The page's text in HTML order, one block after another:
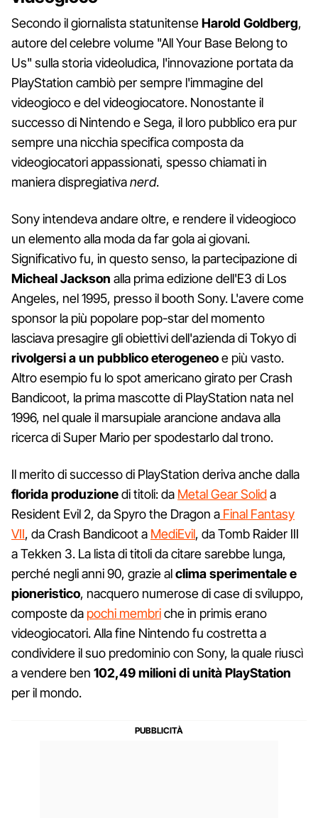
Secondo il giornalista statunitenseHarold Goldberg,
autore del celebre volume "All Your Base Belong to
Us" sulla storia videoludica, l'innovazione portata da
PlayStation cambiò per sempre l'immagine del
videogioco e del videogiocatore. Nonostante il
successo di Nintendo e Sega, il loro pubblico era pur
sempre una nicchia specifica composta da
videogiocatori appassionati, spesso chiamati in
maniera dispregiativanerd.
Sony intendeva andare oltre, e rendere il videogioco
un elemento alla moda da far gola ai giovani.
Significativo fu, in questo senso, la partecipazione di
Micheal Jackson alla prima edizione dell'E3 di Los
Angeles, nel 1995, presso il booth Sony. L'avere come
sponsor la più popolare pop-star del momento
lasciava presagire gli obiettivi dell'azienda di Tokyo di
rivolgersi a un pubblico eterogeneoe più vasto.
Altro esempio fu lo spot americano girato per Crash
Bandicoot, la prima mascotte di PlayStation nata nel
1996, nel quale il marsupiale arancione andava alla
ricerca di Super Mario per spodestarlo dal trono.
Il merito di successo di PlayStation deriva anche dalla
florida produzionedi titoli: da Metal Gear Solida
Resident Evil 2, da Spyro the Dragon a Final Fantasy
VII, da Crash Bandicoot a MediEvil, da Tomb Raider III
a Tekken 3. La lista di titoli da citare sarebbe lunga,
perché negli anni 90, grazie alclima sperimentale e
pioneristico, nacquero numerose di case di sviluppo,
composte da pochi membriche in primis erano
videogiocatori. Alla fine Nintendo fu costretta a
condividere il suo predominio con Sony, la quale riuscì
a vendere ben 102,49 milioni di unità PlayStation
per il mondo.